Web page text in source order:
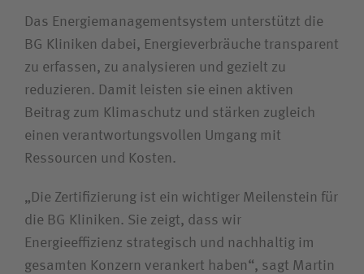
Ich bin
Patientin / Patient
Besucherin /Besucher
Unfallversicherungsträger
Zuweiserin / Zuweiser
Das Energiemanagementsystem unterstützt die
BG Kliniken dabei, Energieverbräuche transparent
zu erfassen, zu analysieren und gezielt zu
reduzieren. Damit leisten sie einen aktiven
Beitrag zum Klimaschutz und stärken zugleich
einen verantwortungsvollen Umgang mit
Ressourcen und Kosten.
„Die Zertifizierung ist ein wichtiger Meilenstein für
die BG Kliniken. Sie zeigt, dass wir
Energieeffizienz strategisch und nachhaltig im
gesamten Konzern verankert haben“, sagt Martin